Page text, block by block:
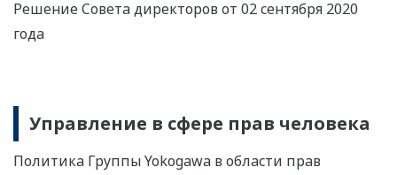
Решение Совета директоров от 02 сентября 2020
года
Управление в сфере прав человека
Политика Группы Yokogawa в области прав